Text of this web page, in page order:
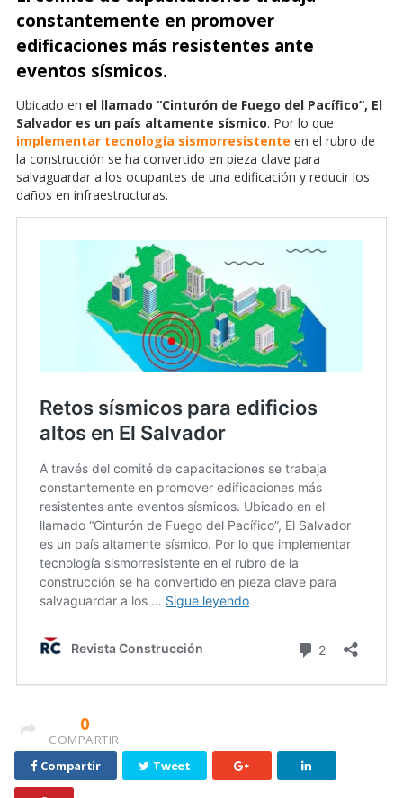
constantemente en promover
edificaciones más resistentes ante
eventos sísmicos.
Ubicado en el llamado “Cinturón de Fuego del Pacífico”, El
Salvador es un país altamente sísmico. Por lo que
implementar tecnología sismorresistente en el rubro de
la construcción se ha convertido en pieza clave para
salvaguardar a los ocupantes de una edificación y reducir los
daños en infraestructuras.
0
COMPARTIR
Compartir
Tweet